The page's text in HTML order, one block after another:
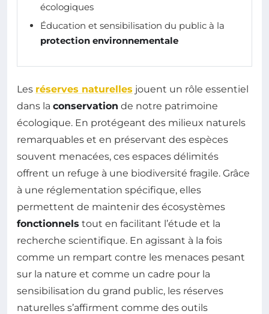
écologiques
Éducation et sensibilisation du public à la
protection environnementale
Les réserves naturelles jouent un rôle essentiel
dans la conservation de notre patrimoine
écologique. En protégeant des milieux naturels
remarquables et en préservant des espèces
souvent menacées, ces espaces délimités
offrent un refuge à une biodiversité fragile. Grâce
à une réglementation spécifique, elles
permettent de maintenir des écosystèmes
fonctionnels tout en facilitant l’étude et la
recherche scientifique. En agissant à la fois
comme un rempart contre les menaces pesant
sur la nature et comme un cadre pour la
sensibilisation du grand public, les réserves
naturelles s’affirment comme des outils